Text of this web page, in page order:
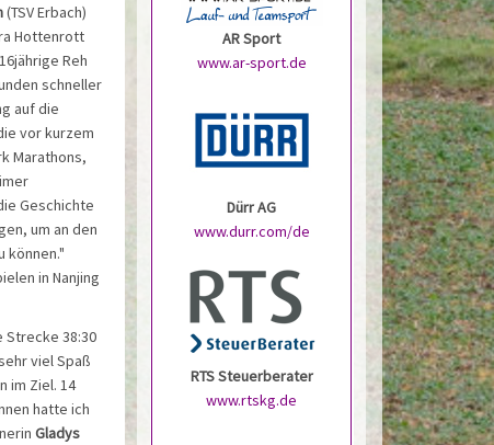
(TSV Erbach)
Hottenrott
Reh
schneller
auf die
vor kurzem
Marathons,
Geschichte
um an den
können."
in Nanjing
Strecke 38:30
viel Spaß
im Ziel. 14
hatte ich
Gladys
AR Sport
www.ar-sport.de
Dürr AG
www.durr.com/de
RTS Steuerberater
www.rtskg.de